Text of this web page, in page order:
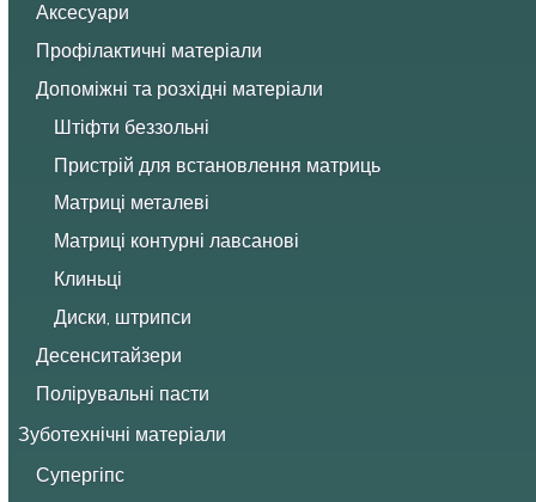
Аксесуари
Профілактичні матеріали
Допоміжні та розхідні матеріали
Штіфти беззольні
Пристрій для встановлення матриць
Матриці металеві
Матриці контурні лавсанові
Клиньці
Диски, штрипси
Десенситайзери
Полірувальні пасти
Зуботехнічні матеріали
Супергіпс